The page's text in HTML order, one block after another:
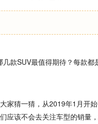
家猜一猜，从2019年1月开
应该不会去关注车型的销量